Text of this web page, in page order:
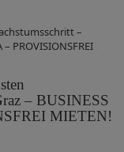
– BUSINESS
MIETEN!